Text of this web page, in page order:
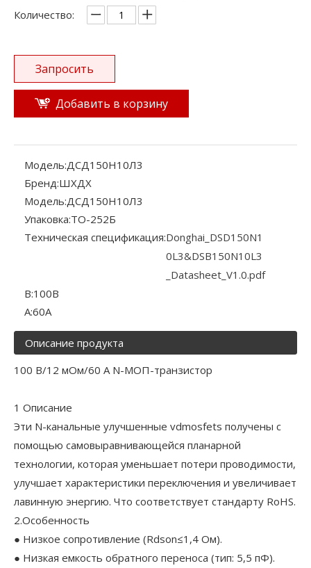
Количество:
Запросить
Добавить в корзину
Модель:ДСД150Н10Л3
Бренд:ШХДХ
Модель:ДСД150Н10Л3
Упаковка:ТО-252Б
Техническая спецификация:Donghai_DSD150N1
0L3&DSB150N10L3
_Datasheet_V1.0.pdf
В:100В
А:60А
Описание продукта
100 В/12 мОм/60 А N-МОП-транзистор
1 Описание
Эти N-канальные улучшенные vdmosfets получены с
помощью самовыравнивающейся планарной
технологии, которая уменьшает потери проводимости,
улучшает характеристики переключения и увеличивает
лавинную энергию. Что соответствует стандарту RoHS.
2.Особенность
● Низкое сопротивление (Rdson≤1,4 Ом).
● Низкая емкость обратного переноса (тип: 5,5 пФ).